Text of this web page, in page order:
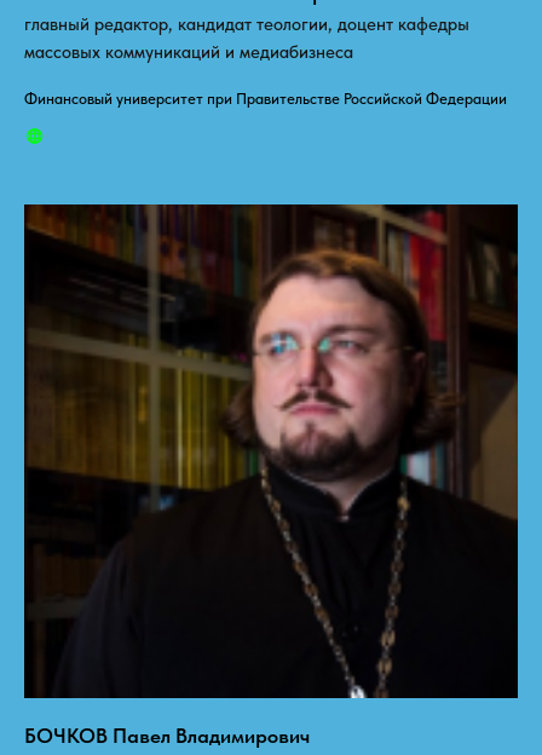
главный редактор, кандидат теологии, доцент кафедры
массовых коммуникаций и медиабизнеса
Финансовый университет при Правительстве Российской Федерации
БОЧКОВ Павел Владимирович